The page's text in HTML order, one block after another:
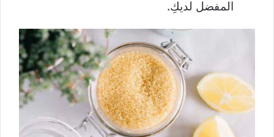
المفضل لديكِ.